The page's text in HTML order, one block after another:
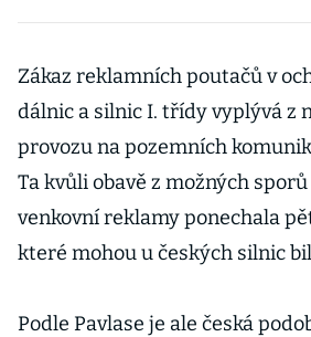
Zákaz reklamních poutačů v
dálnic a silnic I. třídy vyplývá z
provozu na pozemních
Ta kvůli obavě z možných
venkovní reklamy ponechala
které mohou u českých silnic
Podle Pavlase je ale česká